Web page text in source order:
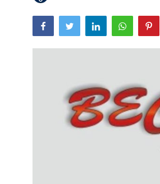
Стратегический план развития
Цифровые коллекции
Периодические издания
Медики Узбекистана